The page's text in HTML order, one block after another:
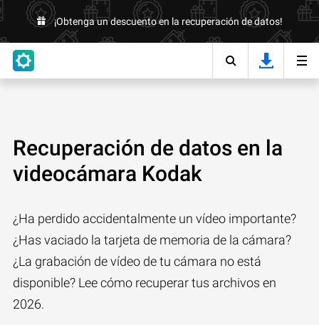
¡Obtenga un descuento en la recuperación de datos!
Recuperación de datos en la
videocámara Kodak
¿Ha perdido accidentalmente un vídeo importante?
¿Has vaciado la tarjeta de memoria de la cámara?
¿La grabación de vídeo de tu cámara no está
disponible? Lee cómo recuperar tus archivos en
2026.